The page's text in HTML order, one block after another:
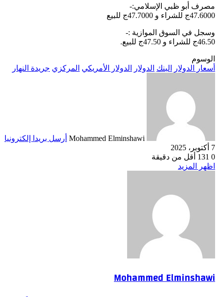
مصرف أبو ظبي الإسلامي:-
47.6000ج للشراء و 47.7000ج للبيع
وسجل في السوق الموازية :-
46.50ج للشراء و 47.50ج للبيع.
الوسوم
أسعار الدولار
البنك الدولار الدولار الأمريكي المركزي جريدة النهار
Mohammed Elminshawi أرسل بريدا إلكترونيا
7 أكتوبر، 2025
0
أقل من دقيقة
اظهر المزيد
Mohammed Elminshawi